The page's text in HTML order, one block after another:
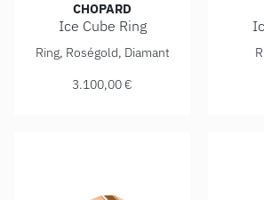
CHOPARD
Ice Cube Ring
Chopard Ice Cube Ring, Ref:
Ring, Roségold, Diamant
3.100,00 €